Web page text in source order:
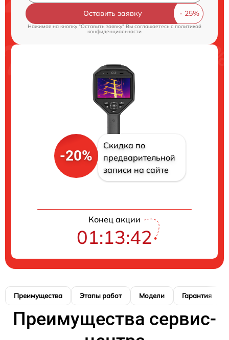
Оставить заявку
Нажимая на кнопку "Оставить заявку" Вы соглашаетесь cполитикой
конфиденциальности
-20%
Скидка по
предварительной
записи на сайте
Конец акции
01:13:41
Преимущества Этапы работ Модели Гарантия
Преимущества сервис-